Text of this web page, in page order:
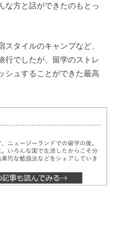
な方と話ができたのもとっ
タイルのキャンプなど、
行でしたが、留学のストレ
シュすることができた最高